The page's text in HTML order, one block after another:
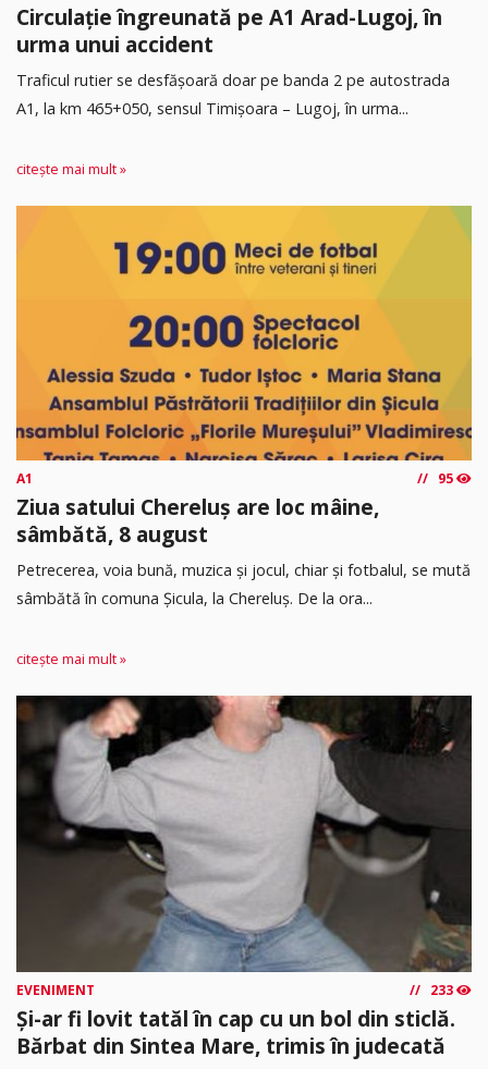
Circulație îngreunată pe A1 Arad-Lugoj, în
urma unui accident
Traficul rutier se desfășoară doar pe banda 2 pe autostrada
A1, la km 465+050, sensul Timişoara – Lugoj, în urma...
citește mai mult »
A1 95
Ziua satului Chereluș are loc mâine,
sâmbătă, 8 august
Petrecerea, voia bună, muzica și jocul, chiar și fotbalul, se mută
sâmbătă în comuna Șicula, la Chereluș. De la ora...
citește mai mult »
EVENIMENT 233
Și-ar fi lovit tatăl în cap cu un bol din sticlă.
Bărbat din Sintea Mare, trimis în judecată